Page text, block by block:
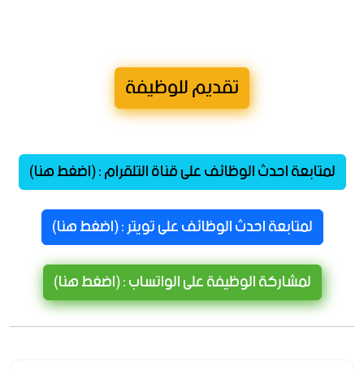
تقديم للوظيفة
لمتابعة احدث الوظائف على قناة التلقرام : (اضغط هنا)
لمتابعة احدث الوظائف على تويتر : (اضغط هنا)
لمشاركة الوظيفة على الواتساب : (اضغط هنا)